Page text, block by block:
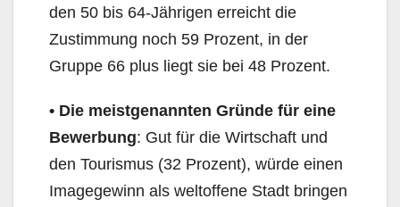
den 50 bis 64-Jährigen erreicht die
Zustimmung noch 59 Prozent, in der
Gruppe 66 plus liegt sie bei 48 Prozent.
• Die meistgenannten Gründe für eine
Bewerbung: Gut für die Wirtschaft und
den Tourismus (32 Prozent), würde einen
Imagegewinn als weltoffene Stadt bringen